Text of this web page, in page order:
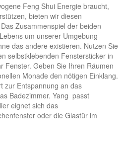
Feng Shui Energie braucht,
bieten wir diesen
Zusammenspiel der beiden
um unserer Umgebung
das andere existieren. Nutzen Sie
selbstklebenden Fenstersticker in
Fenster. Geben Sie Ihren Räumen
Monade den nötigen Einklang.
zur Entspannung an das
Badezimmer. Yang passt
eignet sich das
oder die Glastür im